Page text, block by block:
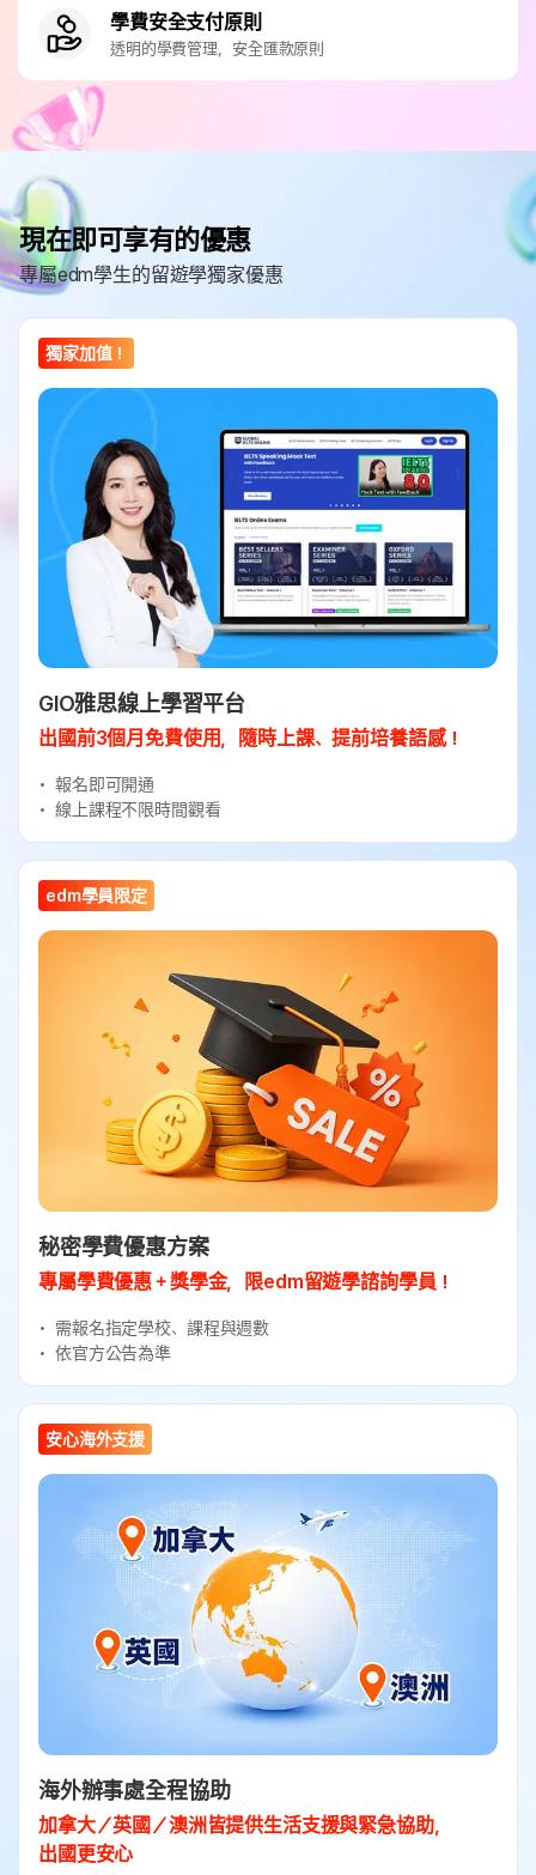
學費安全支付原則
透明的學費管理，安全匯款原則
現在即可享有的優惠
專屬edm學生的留遊學獨家優惠
獨家加值！
GIO雅思線上學習平台
出國前3個月免費使用，隨時上課、提前培養語感！
報名即可開通
線上課程不限時間觀看
edm學員限定
秘密學費優惠方案
專屬學費優惠＋獎學金，限edm留遊學諮詢學員！
需報名指定學校、課程與週數
依官方公告為準
安心海外支援
海外辦事處全程協助
加拿大／英國／澳洲皆提供生活支援與緊急協助，
出國更安心